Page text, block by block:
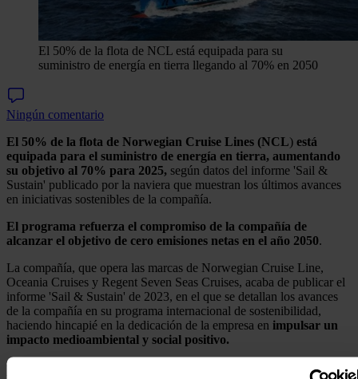
El 50% de la flota de NCL está equipada para su
suministro de energía en tierra llegando al 70% en 2050
Ningún comentario
El 50% de la flota de Norwegian Cruise Lines (NCL) está
equipada para el suministro de energía en tierra, aumentando
su objetivo al 70% para 2025, según datos del informe 'Sail &
Sustain' publicado por la naviera que muestran los últimos avances
en iniciativas sostenibles de la compañía.
El programa refuerza el compromiso de la compañía de
alcanzar el objetivo de cero emisiones netas en el año 2050.
La compañía, que opera las marcas de Norwegian Cruise Line,
Oceania Cruises y Regent Seven Seas Cruises, acaba de publicar el
informe 'Sail & Sustain' de 2023, en el que se detallan los avances
de la compañía en su programa internacional de sostenibilidad,
haciendo hincapié en la dedicación de la empresa en impulsar un
impacto medioambiental y social positivo.